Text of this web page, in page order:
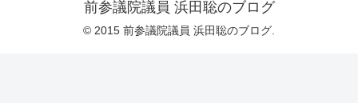
前参議院議員 浜田聡のブログ
© 2015 前参議院議員 浜田聡のブログ.